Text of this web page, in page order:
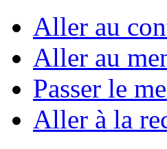
Aller au
Aller au
Passer le
Aller à la